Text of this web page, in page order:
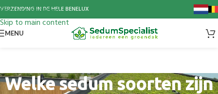
Skip to navigation
Skip to main content
VERZENDING IN DE HELE BENELUX
MENU
Welke sedum soorten zijn